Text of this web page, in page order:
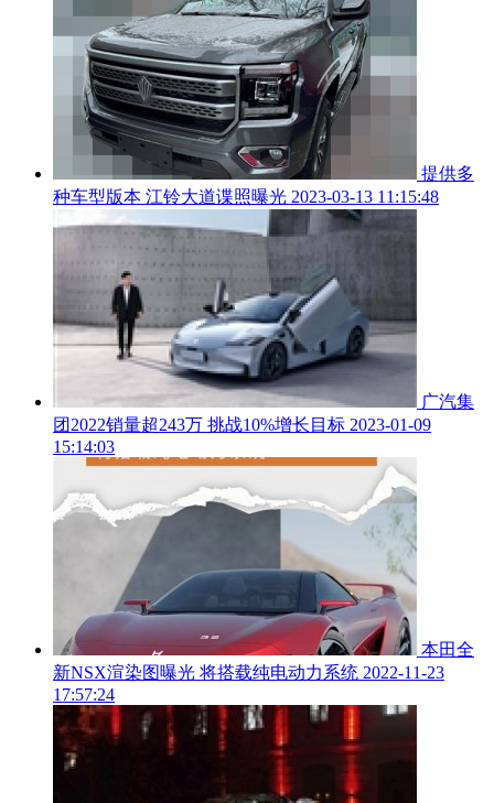
提供多
种车型版本 江铃大道谍照曝光 2023-03-13 11:15:48
广汽集
团2022销量超243万 挑战10%增长目标 2023-01-09
15:14:03
本田全
新NSX渲染图曝光 将搭载纯电动力系统 2022-11-23
17:57:24